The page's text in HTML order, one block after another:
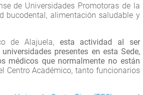
de Universidades Promotoras de la
bucodental, alimentación saludable y
de Alajuela, esta actividad al ser
presentes en esta Sede,
médicos que normalmente no están
Centro Académico, tanto funcionarios